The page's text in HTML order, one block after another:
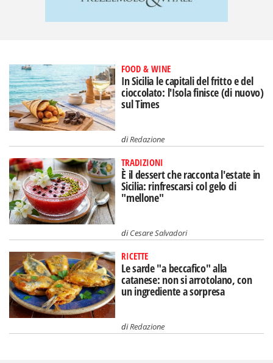
FOOD & WINE
In Sicilia le capitali del fritto e del
cioccolato: l'Isola finisce (di nuovo)
sul Times
diRedazione
TRADIZIONI
È il dessert che racconta l'estate in
Sicilia: rinfrescarsi col gelo di
"mellone"
diCesare Salvadori
RICETTE
Le sarde "a beccafico" alla
catanese: non si arrotolano, con
un ingrediente a sorpresa
diRedazione